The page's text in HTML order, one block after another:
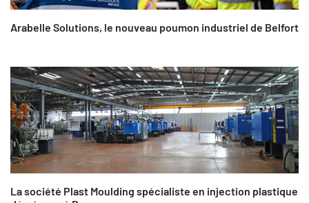
Arabelle Solutions, le nouveau poumon industriel de Belfort
La société Plast Moulding spécialiste en injection plastique